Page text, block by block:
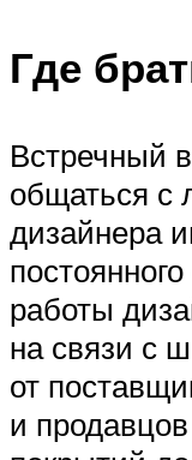
Где
Встречный
общаться с
дизайнера
работы
на связи с
от
и